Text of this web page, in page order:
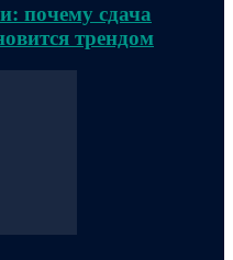
почему сдача
трендом